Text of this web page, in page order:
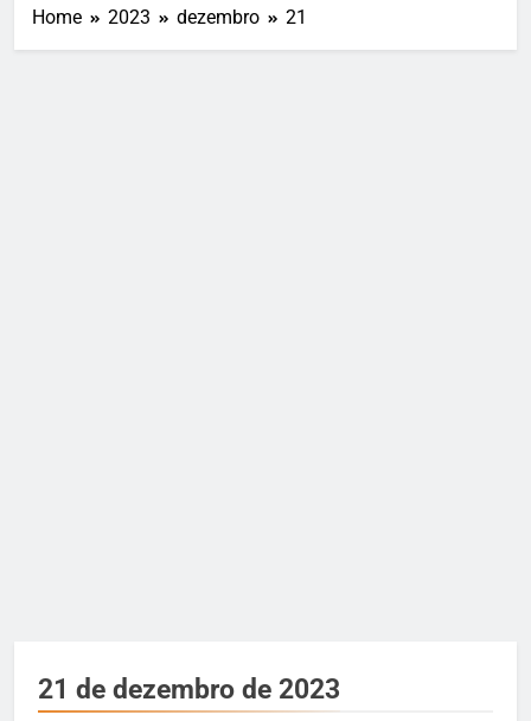
Home 2023 dezembro 21
21 de dezembro de 2023